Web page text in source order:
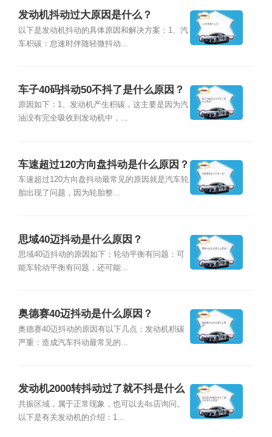
发动机抖动过大原因是什么？
以下是发动机抖动的具体原因和解决方案：1、汽
车积碳：怠速时伴随轻微抖动...
车子40码抖动50不抖了是什么原因？
原因如下：1、发动机产生积碳，这主要是因为汽
油没有完全吸收到发动机中，...
车速超过120方向盘抖动是什么原因？
车速超过120方向盘抖动最常见的原因就是汽车轮
胎出现了问题，因为轮胎整...
思域40迈抖动是什么原因？
思域40迈抖动的原因如下：轮动平衡有问题：可
能车轮动平衡有问题，还可能...
奥德赛40迈抖动是什么原因？
奥德赛40迈抖动的原因有以下几点：发动机积碳
严重：造成汽车抖动最常见的...
发动机2000转抖动过了就不抖是什么
原因？
共振区域，属于正常现象，也可以去4s店询问。
以下是有关发动机的介绍：1...